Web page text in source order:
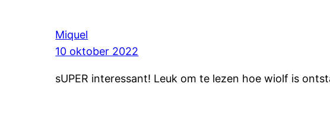
Miquel
10 oktober 2022
sUPER interessant! Leuk om te lezen hoe wiolf is